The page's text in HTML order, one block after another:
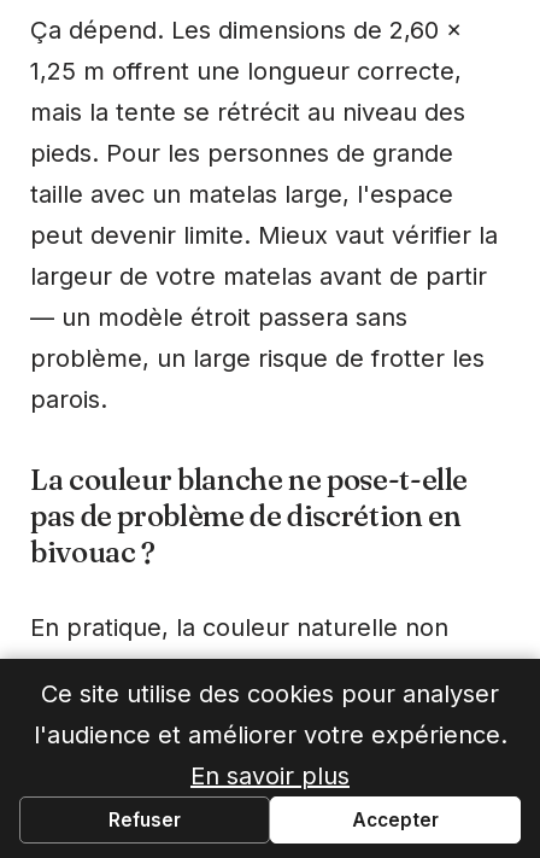
Ça dépend. Les dimensions de 2,60 x
1,25 m offrent une longueur correcte,
mais la tente se rétrécit au niveau des
pieds. Pour les personnes de grande
taille avec un matelas large, l'espace
peut devenir limite. Mieux vaut vérifier la
largeur de votre matelas avant de partir
— un modèle étroit passera sans
problème, un large risque de frotter les
parois.
La couleur blanche ne pose-t-elle
pas de problème de discrétion en
bivouac ?
En pratique, la couleur naturelle non
teinte (undyed) est choisie avant tout
pour réduire l'empreinte
environnementale de la production. Pour
la discrétion, elle s'intègre plutôt bien
dans des environnements clairs comme
Ce site utilise des cookies pour analyser
l'audience et améliorer votre expérience.
En savoir plus
Refuser Accepter